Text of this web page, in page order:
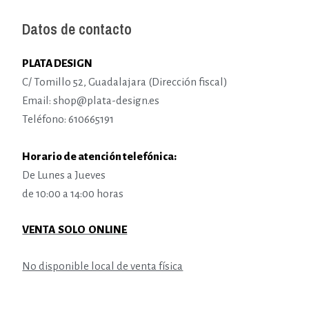
Datos de contacto
PLATA DESIGN
C/ Tomillo 52, Guadalajara (Dirección fiscal)
Email: shop@plata-design.es
Teléfono: 610665191
Horario de atención telefónica:
De Lunes a Jueves
de 10:00 a 14:00 horas
VENTA SOLO ONLINE
No disponible local de venta física